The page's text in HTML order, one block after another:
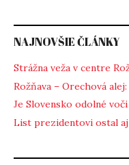
NAJNOVŠIE ČLÁNKY
Strážna veža v centre
Rožňava – Orechová
Je Slovensko odolné
List prezidentovi ostal